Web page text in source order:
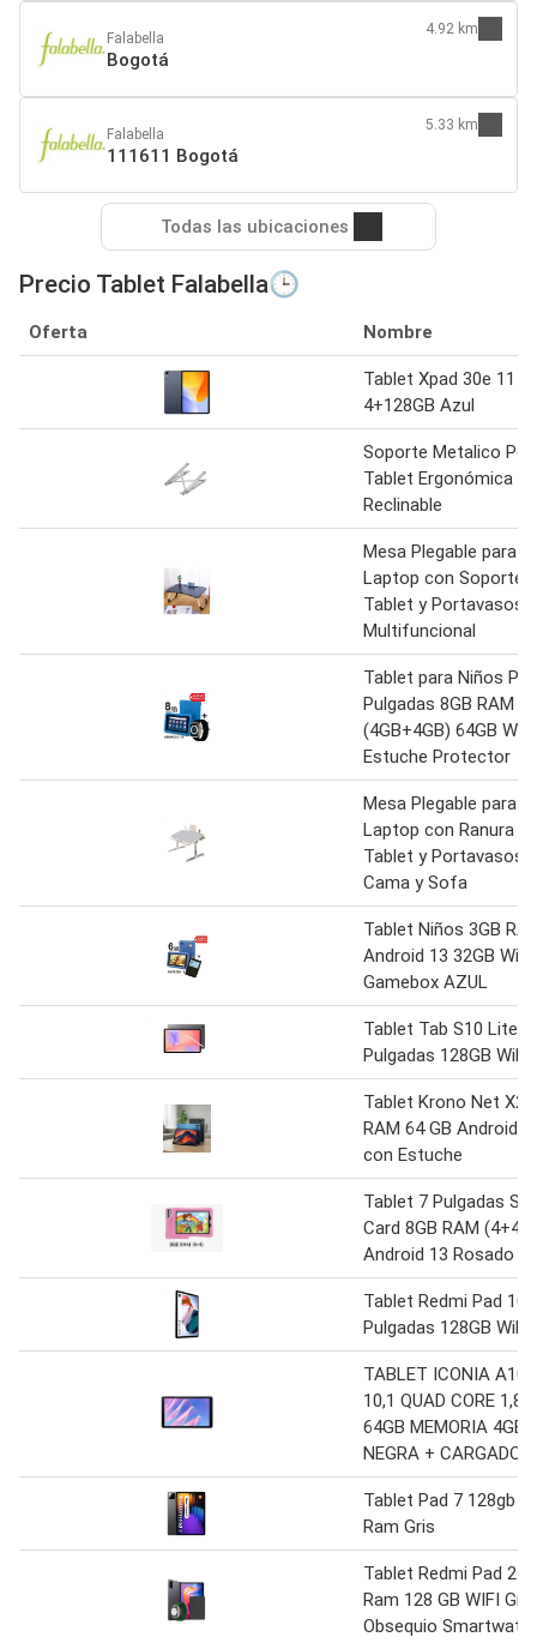
Falabella
Bogotá
4.92 km
Falabella
111611 Bogotá
5.33 km
Todas las ubicaciones
Precio Tablet Falabella🕒
Oferta Nombre
Tablet Xpad 30e 11
4+128GB Azul
Soporte Metalico
Tablet Ergonómica
Reclinable
Mesa Plegable para
Laptop con Soporte
Tablet y Portavasos
Multifuncional
Tablet para Niños
Pulgadas 8GB RAM
(4GB+4GB) 64GB
Estuche Protector
Mesa Plegable para
Laptop con Ranura
Tablet y Portavasos
Cama y Sofa
Tablet Niños 3GB
Android 13 32GB Wifi
Gamebox AZUL
Tablet Tab S10 Lite
Pulgadas 128GB WiFi
Tablet Krono Net X2
RAM 64 GB Android
con Estuche
Tablet 7 Pulgadas
Card 8GB RAM (4+4)
Android 13 Rosado
Tablet Redmi Pad
Pulgadas 128GB WiFi
TABLET ICONIA A10-
10,1 QUAD CORE
64GB MEMORIA 4GB
NEGRA + CARGADOR
Tablet Pad 7 128gb
Ram Gris
Tablet Redmi Pad 2
Ram 128 GB WIFI
Obsequio